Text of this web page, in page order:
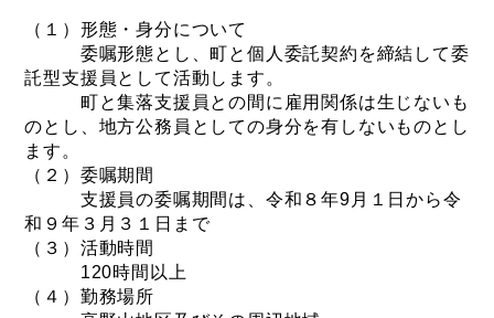
（１）形態・身分について
委嘱形態とし、町と個人委託契約を締結して委
託型支援員として活動します。
町と集落支援員との間に雇用関係は生じないも
のとし、地方公務員としての身分を有しないものとし
ます。
（２）委嘱期間
支援員の委嘱期間は、令和８年9月１日から令
和９年３月３１日まで
（３）活動時間
120時間以上
（４）勤務場所